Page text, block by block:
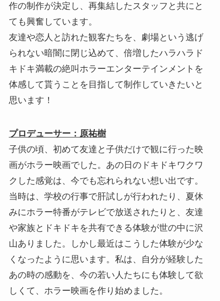
作の制作が決定し、再集結したスタッフと共にと
ても興奮しています。
友達や恋人と訪れた観客たちを、劇場という逃げ
られない暗闇に閉じ込めて、倍増したハラハラド
キドキ満載の絶叫ホラーエンターテインメントを
体感して貰うことを目指して制作していきたいと
思います！
プロデューサー：原祐樹
子供の頃、初めて友達と子供だけで観に行った映
画がホラー映画でした。あの日のドキドキワクワ
クした感覚は、今でも忘れられない想い出です。
当時は、学校の行事で肝試しが行われたり、夏休
みにホラー特番がテレビで放送されたりと、友達
や家族とドキドキを共有できる体験が世の中に沢
山ありました。しかし最近はこうした体験が少な
くなったように思います。私は、自分が経験した
あの時の感動を、今の若い人たちにも体験して欲
しくて、ホラー映画を作り始めました。